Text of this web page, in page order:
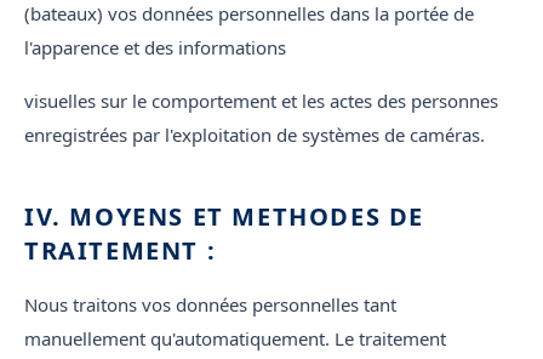
(bateaux) vos données personnelles dans la portée de
l'apparence et des informations
visuelles sur le comportement et les actes des personnes
enregistrées par l'exploitation de systèmes de caméras.
IV. MOYENS ET METHODES DE
TRAITEMENT :
Nous traitons vos données personnelles tant
manuellement qu'automatiquement. Le traitement